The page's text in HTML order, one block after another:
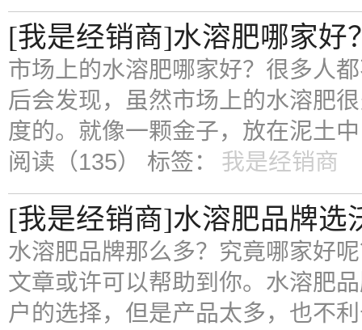
[我是经销商]水溶肥哪家好
市场上的水溶肥哪家好？很多人
后会发现，虽然市场上的水溶肥
度的。就像一颗金子，放在泥土
阅读（135） 标签： 我是经销商
[我是经销商]水溶肥品牌选
水溶肥品牌那么多？究竟哪家好
文章或许可以帮助到你。水溶肥
户的选择，但是产品太多，也不